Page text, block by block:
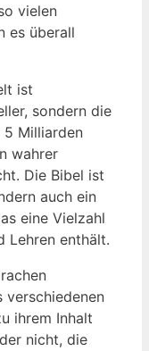
vielen
es ⁢überall
ist
sondern die
5 Milliarden
⁢wahrer
Die Bibel ist
‌auch ein
eine Vielzahl
Lehren enthält.
verschiedenen‍
​ihrem Inhalt
⁤nicht, die⁢